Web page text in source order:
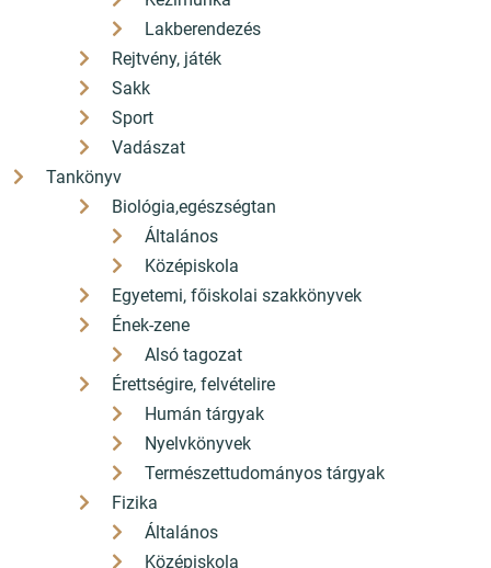
Lakberendezés
Rejtvény, játék
Sakk
Sport
Vadászat
Tankönyv
Biológia,egészségtan
Általános
Középiskola
Egyetemi, főiskolai szakkönyvek
Ének-zene
Alsó tagozat
Érettségire, felvételire
Humán tárgyak
Nyelvkönyvek
Természettudományos tárgyak
Fizika
Általános
Középiskola